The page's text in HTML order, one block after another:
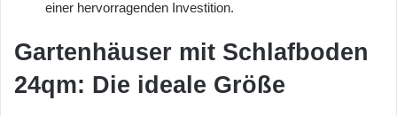
einer hervorragenden Investition.
Gartenhäuser mit Schlafboden
24qm: Die ideale Größe